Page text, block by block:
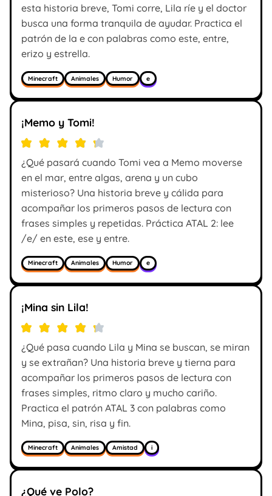
esta historia breve, Tomi corre, Lila ríe y el doctor
busca una forma tranquila de ayudar. Practica el
patrón de la e con palabras como este, entre,
erizo y estrella.
Minecraft Animales Humor e
¡Memo y Tomi!
¿Qué pasará cuando Tomi vea a Memo moverse
en el mar, entre algas, arena y un cubo
misterioso? Una historia breve y cálida para
acompañar los primeros pasos de lectura con
frases simples y repetidas. Práctica ATAL 2: lee
/e/ en este, ese y entre.
Minecraft Animales Humor e
¡Mina sin Lila!
¿Qué pasa cuando Lila y Mina se buscan, se miran
y se extrañan? Una historia breve y tierna para
acompañar los primeros pasos de lectura con
frases simples, ritmo claro y mucho cariño.
Practica el patrón ATAL 3 con palabras como
Mina, pisa, sin, risa y fin.
Minecraft Animales Amistad i
¿Qué ve Polo?